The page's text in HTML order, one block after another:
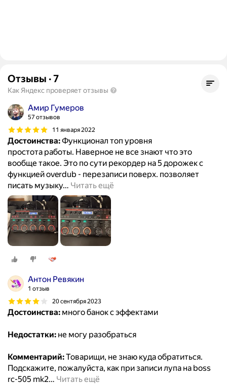
Отзывы ·7
Как Яндекс проверяет отзывы
Амир Гумеров
57 отзывов
11 января 2022
Достоинства:Функционал топ уровня
простота работы. Наверное не все знают что это
вообще такое. Это по сути рекордер на 5 дорожек с
функцией overdub - перезаписи поверх. позволяет
писать музыку… Читать ещё
Антон Ревякин
1 отзыв
20 сентября 2023
Достоинства: много банок с эффектами
Недостатки: не могу разобраться
Комментарий:Товарищи, не знаю куда обратиться.
Подскажите, пожалуйста, как при записи лупа на boss
rc-505 mk2… Читать ещё